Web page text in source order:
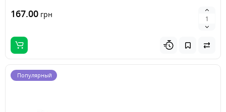
167.00 грн
Популярный